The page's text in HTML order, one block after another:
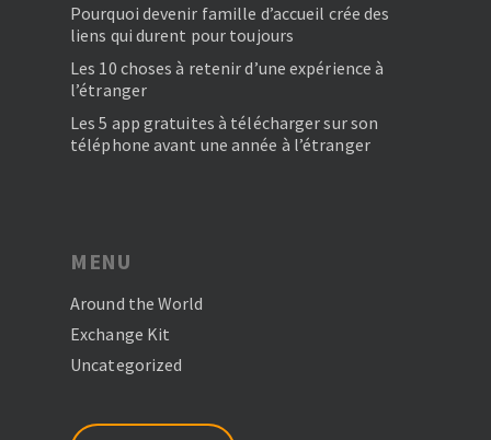
Pourquoi devenir famille d’accueil crée des
liens qui durent pour toujours
Les 10 choses à retenir d’une expérience à
l’étranger
Les 5 app gratuites à télécharger sur son
téléphone avant une année à l’étranger
MENU
Around the World
Exchange Kit
Uncategorized